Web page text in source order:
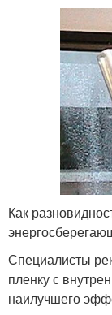
Как
Специалисты
пленку с
наилучшего